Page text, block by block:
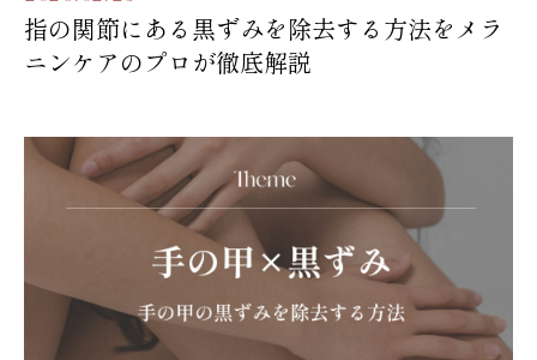
指の関節にある黒ずみを除去する方法をメラ
ニンケアのプロが徹底解説